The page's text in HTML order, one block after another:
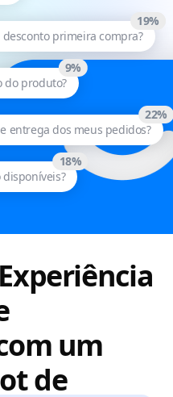
primeira compra?
19%
do produto?
9%
entrega dos meus pedidos?
22%
18%
um
de